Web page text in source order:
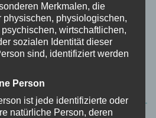
Datenschutzeinstellungen
Fotonachweise|Impressum
Merkmalen, die
physischen, physiologischen,
wirtschaftlichen,
sozialen Identität dieser
sind, identifiziert werden
Person
ist jede identifizierte oder
natürliche Person, deren